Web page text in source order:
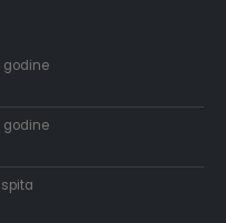
godine
godine